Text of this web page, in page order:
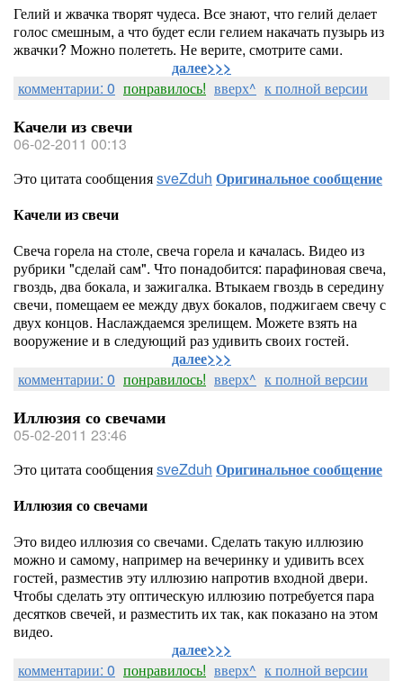
Гелий и жвачка творят чудеса. Все знают, что гелий делает
голос смешным, а что будет если гелием накачать пузырь из
жвачки? Можно полететь. Не верите, смотрите сами.
далее>>>
комментарии: 0 понравилось! вверх^ к полной версии
Качели из свечи
06-02-2011 00:13
Это цитата сообщенияsveZduh Оригинальное сообщение
Качели из свечи
Свеча горела на столе, свеча горела и качалась. Видео из
рубрики "сделай сам". Что понадобится: парафиновая свеча,
гвоздь, два бокала, и зажигалка. Втыкаем гвоздь в середину
свечи, помещаем ее между двух бокалов, поджигаем свечу с
двух концов. Наслаждаемся зрелищем. Можете взять на
вооружение и в следующий раз удивить своих гостей.
далее>>>
комментарии: 0 понравилось! вверх^ к полной версии
Иллюзия со свечами
05-02-2011 23:46
Это цитата сообщенияsveZduh Оригинальное сообщение
Иллюзия со свечами
Это видео иллюзия со свечами. Сделать такую иллюзию
можно и самому, например на вечеринку и удивить всех
гостей, разместив эту иллюзию напротив входной двери.
Чтобы сделать эту оптическую иллюзию потребуется пара
десятков свечей, и разместить их так, как показано на этом
видео.
далее>>>
комментарии: 0 понравилось! вверх^ к полной версии